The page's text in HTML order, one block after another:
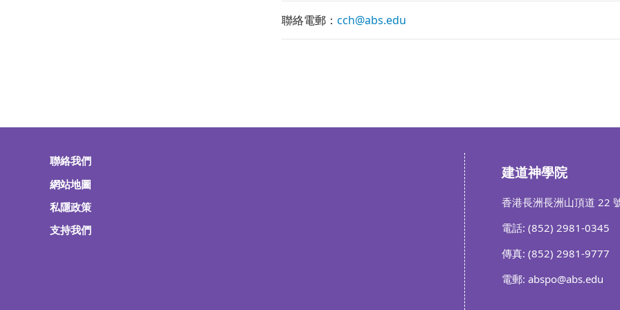
聯絡電郵： cch@abs.edu
聯絡我們
網站地圖
私隱政策
支持我們
建道神學院
香港長洲長洲山頂道 22
電話: (852) 2981-0345
傳真: (852) 2981-9777
電郵: abspo@abs.edu